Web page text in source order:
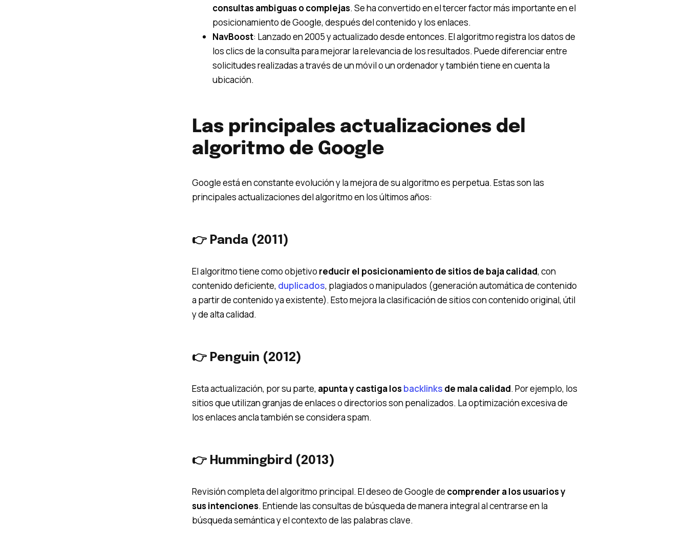
consultas ambiguas o complejas. Se ha convertido en el tercer factor más importante en el
posicionamiento de Google, después del contenido y los enlaces.
NavBoost: Lanzado en 2005 y actualizado desde entonces. El algoritmo registra los datos de
los clics de la consulta para mejorar la relevancia de los resultados. Puede diferenciar entre
solicitudes realizadas a través de un móvil o un ordenador y también tiene en cuenta la
ubicación.
Las principales actualizaciones del
algoritmo de Google
Google está en constante evolución y la mejora de su algoritmo es perpetua. Estas son las
principales actualizaciones del algoritmo en los últimos años:
👉 Panda (2011)
El algoritmo tiene como objetivo reducir el posicionamiento de sitios de baja calidad, con
contenido deficiente, duplicados, plagiados o manipulados (generación automática de contenido
a partir de contenido ya existente). Esto mejora la clasificación de sitios con contenido original, útil
y de alta calidad.
👉 Penguin (2012)
Esta actualización, por su parte, apunta y castiga losbacklinks de mala calidad. Por ejemplo, los
sitios que utilizan granjas de enlaces o directorios son penalizados. La optimización excesiva de
los enlaces ancla también se considera spam.
👉 Hummingbird (2013)
Revisión completa del algoritmo principal. El deseo de Google de comprender a los usuarios y
sus intenciones. Entiende las consultas de búsqueda de manera integral al centrarse en la
búsqueda semántica y el contexto de las palabras clave.